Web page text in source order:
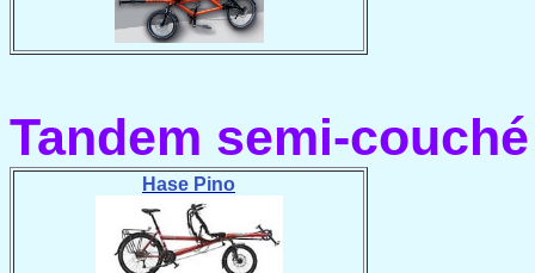
Tandem semi-couché
Hase Pino